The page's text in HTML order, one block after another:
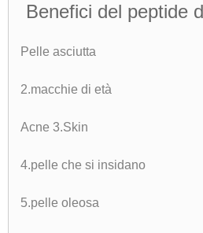
Benefici del peptide
Pelle asciutta
2.macchie di età
Acne 3.Skin
4.pelle che si insidano
5.pelle oleosa